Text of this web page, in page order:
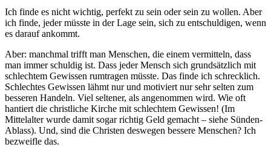
Ich finde es nicht wichtig, perfekt zu sein oder sein zu wollen. Aber
ich finde, jeder müsste in der Lage sein, sich zu entschuldigen, wenn
es darauf ankommt.
Aber: manchmal trifft man Menschen, die einem vermitteln, dass
man immer schuldig ist. Dass jeder Mensch sich grundsätzlich mit
schlechtem Gewissen rumtragen müsste. Das finde ich schrecklich.
Schlechtes Gewissen lähmt nur und motiviert nur sehr selten zum
besseren Handeln. Viel seltener, als angenommen wird. Wie oft
hantiert die christliche Kirche mit schlechtem Gewissen! (Im
Mittelalter wurde damit sogar richtig Geld gemacht – siehe Sünden-
Ablass). Und, sind die Christen deswegen bessere Menschen? Ich
bezweifle das.